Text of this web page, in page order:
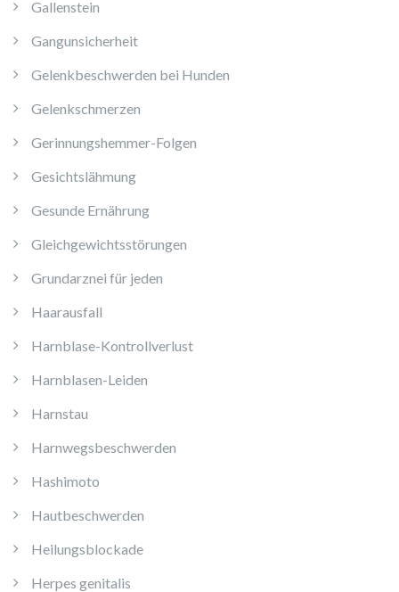
Gallenstein
Gangunsicherheit
Gelenkbeschwerden bei Hunden
Gelenkschmerzen
Gerinnungshemmer-Folgen
Gesichtslähmung
Gesunde Ernährung
Gleichgewichtsstörungen
Grundarznei für jeden
Haarausfall
Harnblase-Kontrollverlust
Harnblasen-Leiden
Harnstau
Harnwegsbeschwerden
Hashimoto
Hautbeschwerden
Heilungsblockade
Herpes genitalis